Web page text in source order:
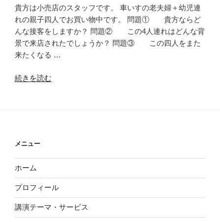
い
い
ん
だ。】
33
男
ら
っ
た
折
り
紙”
の
貴方は小売店のスタッフです。 車いすの老夫婦＋幼児連
れの親子四人でお買い物中です。 問題① 貴方ならど
んな接客をしますか？ 問題② この4人連れはどんな背
景で来店されたでしょうか？ 問題③ この四人をまた
来たくなる …
“接
る
問
題
集
の
続きを読む
メニュー
ホーム
プロフィール
講演テーマ・サービス